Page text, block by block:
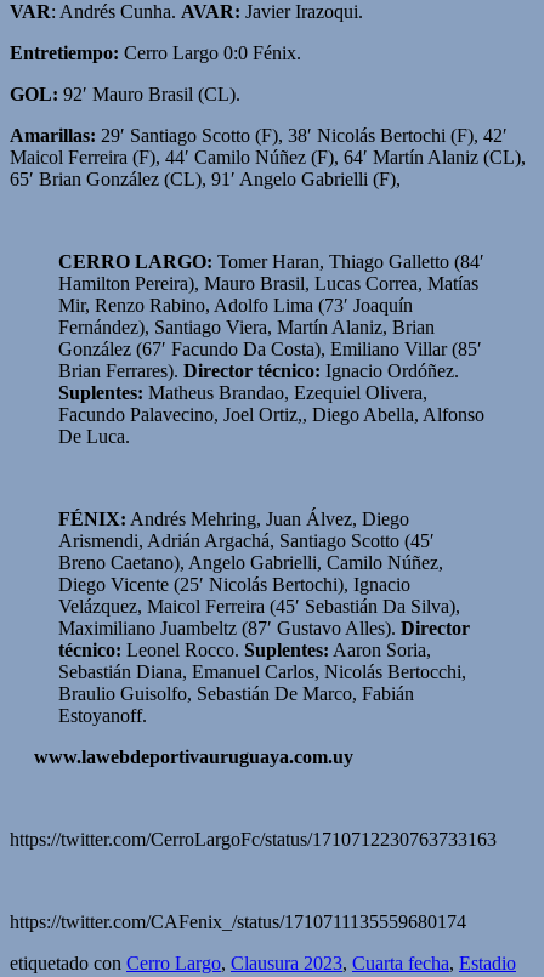
VAR: Andrés Cunha. AVAR: Javier Irazoqui.
Entretiempo: Cerro Largo 0:0 Fénix.
GOL: 92′ Mauro Brasil (CL).
Amarillas: 29′ Santiago Scotto (F), 38′ Nicolás Bertochi (F), 42′
Maicol Ferreira (F), 44′ Camilo Núñez (F), 64′ Martín Alaniz (CL),
65′ Brian González (CL), 91′ Angelo Gabrielli (F),
CERRO LARGO: Tomer Haran, Thiago Galletto (84′
Hamilton Pereira), Mauro Brasil, Lucas Correa, Matías
Mir, Renzo Rabino, Adolfo Lima (73′ Joaquín
Fernández), Santiago Viera, Martín Alaniz, Brian
González (67′ Facundo Da Costa), Emiliano Villar (85′
Brian Ferrares). Director técnico: Ignacio Ordóñez.
Suplentes: Matheus Brandao, Ezequiel Olivera,
Facundo Palavecino, Joel Ortiz,, Diego Abella, Alfonso
De Luca.
FÉNIX: Andrés Mehring, Juan Álvez, Diego
Arismendi, Adrián Argachá, Santiago Scotto (45′
Breno Caetano), Angelo Gabrielli, Camilo Núñez,
Diego Vicente (25′ Nicolás Bertochi), Ignacio
Velázquez, Maicol Ferreira (45′ Sebastián Da Silva),
Maximiliano Juambeltz (87′ Gustavo Alles). Director
técnico: Leonel Rocco. Suplentes: Aaron Soria,
Sebastián Diana, Emanuel Carlos, Nicolás Bertocchi,
Braulio Guisolfo, Sebastián De Marco, Fabián
Estoyanoff.
www.lawebdeportivauruguaya.com.uy
https://twitter.com/CerroLargoFc/status/1710712230763733163
https://twitter.com/CAFenix_/status/1710711135559680174
etiquetado con Cerro Largo, Clausura 2023, Cuarta fecha, Estadio